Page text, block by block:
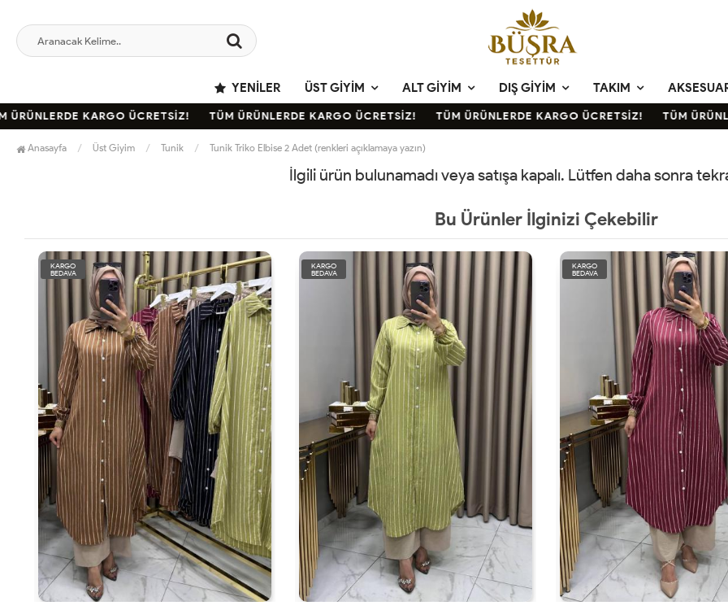
YENILER ÜST GIYIM ALT GIYIM DIŞ GIYIM TAKIM
KARGO ÜCRETSİZ! TÜM ÜRÜNLERDE KARGO ÜCRETSİZ! TÜM ÜRÜNLERDE KARGO ÜCRETSİZ! TÜM
Anasayfa Üst Giyim Tunik Tunik Triko Elbise 2 Adet (renkleri açıklamaya yazın)
İlgili ürün bulunamadı veya satışa kapalı. Lütfen daha sonra
Bu Ürünler İlginizi Çekebilir
KARGO
BEDAVA
KARGO
BEDAVA
KARGO
BEDAVA